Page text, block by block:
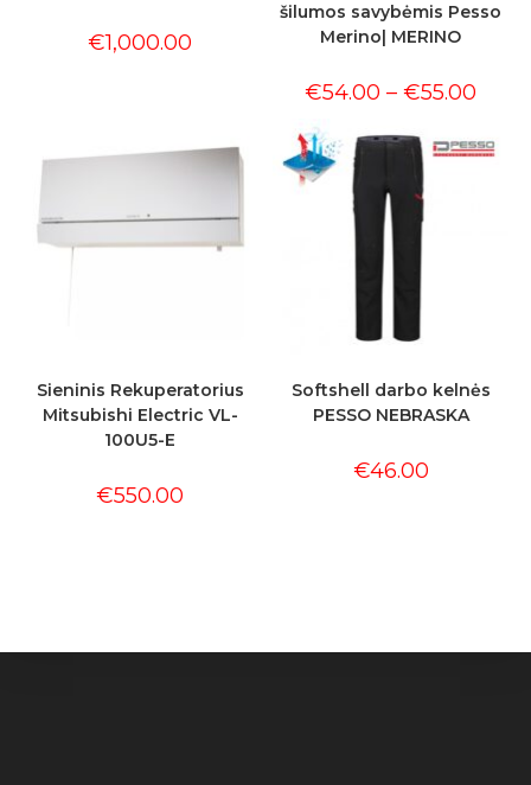
€1,000.00
šilumos savybėmis Pesso
Merino| MERINO
€54.00 –€55.00
Sieninis Rekuperatorius
Mitsubishi Electric VL-
100U5-E
€550.00
Softshell darbo kelnės
PESSO NEBRASKA
€46.00